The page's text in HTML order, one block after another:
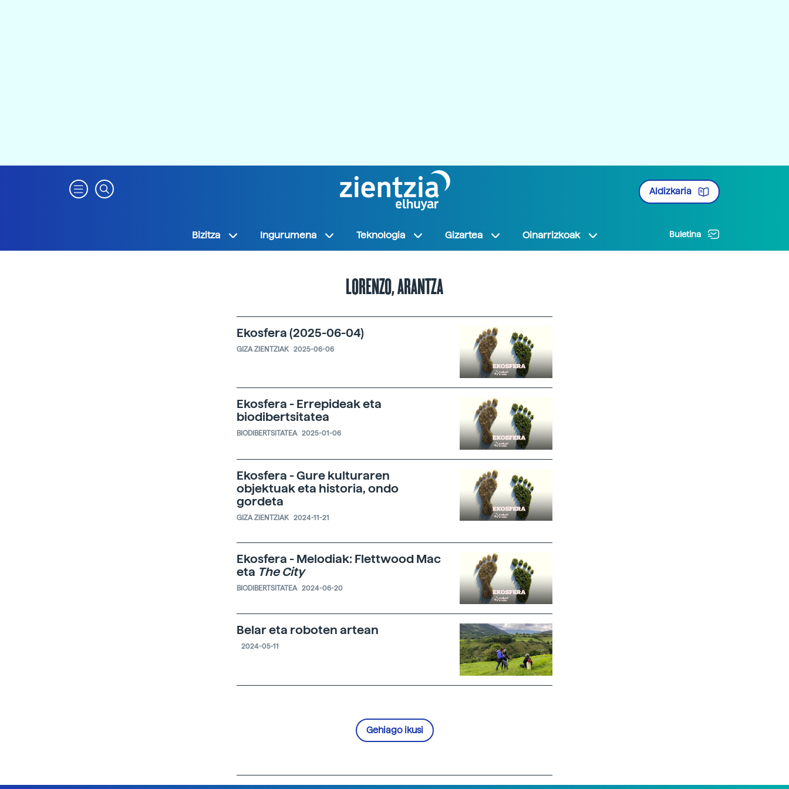
Aldizkaria
Bizitza Ingurumena Teknologia Gizartea Oinarrizkoak Buletina
LORENZO, ARANTZA
Ekosfera (2025-06-04)
GIZA ZIENTZIAK 2025-06-06
Ekosfera - Errepideak eta
biodibertsitatea
BIODIBERTSITATEA 2025-01-06
Ekosfera - Gure kulturaren
objektuak eta historia, ondo
gordeta
GIZA ZIENTZIAK 2024-11-21
Ekosfera - Melodiak: Flettwood Mac
eta The City
BIODIBERTSITATEA 2024-06-20
Belar eta roboten artean
2024-05-11
Gehiago ikusi